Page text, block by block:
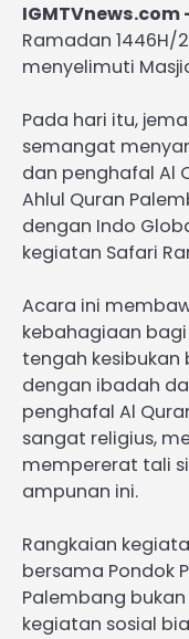
IGMTVnews.com
Ramadan 1446H/
menyelimuti
Pada hari itu,
semangat
dan penghafal Al
Ahlul Quran
dengan Indo
kegiatan Safari
Acara ini
kebahagiaan
tengah kesibukan
dengan ibadah
penghafal Al
sangat religius,
mempererat tali
ampunan ini.
Rangkaian
bersama Pondok
Palembang
kegiatan sosial